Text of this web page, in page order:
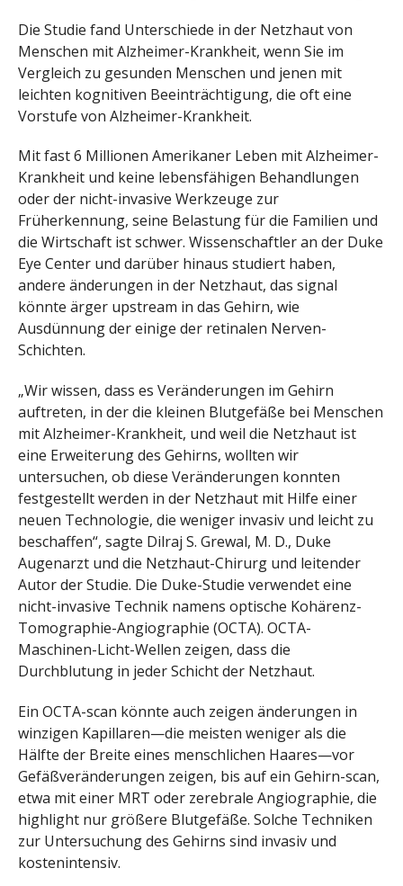
Die Studie fand Unterschiede in der Netzhaut von
Menschen mit Alzheimer-Krankheit, wenn Sie im
Vergleich zu gesunden Menschen und jenen mit
leichten kognitiven Beeinträchtigung, die oft eine
Vorstufe von Alzheimer-Krankheit.
Mit fast 6 Millionen Amerikaner Leben mit Alzheimer-
Krankheit und keine lebensfähigen Behandlungen
oder der nicht-invasive Werkzeuge zur
Früherkennung, seine Belastung für die Familien und
die Wirtschaft ist schwer. Wissenschaftler an der Duke
Eye Center und darüber hinaus studiert haben,
andere änderungen in der Netzhaut, das signal
könnte ärger upstream in das Gehirn, wie
Ausdünnung der einige der retinalen Nerven-
Schichten.
„Wir wissen, dass es Veränderungen im Gehirn
auftreten, in der die kleinen Blutgefäße bei Menschen
mit Alzheimer-Krankheit, und weil die Netzhaut ist
eine Erweiterung des Gehirns, wollten wir
untersuchen, ob diese Veränderungen konnten
festgestellt werden in der Netzhaut mit Hilfe einer
neuen Technologie, die weniger invasiv und leicht zu
beschaffen“, sagte Dilraj S. Grewal, M. D., Duke
Augenarzt und die Netzhaut-Chirurg und leitender
Autor der Studie. Die Duke-Studie verwendet eine
nicht-invasive Technik namens optische Kohärenz-
Tomographie-Angiographie (OCTA). OCTA-
Maschinen-Licht-Wellen zeigen, dass die
Durchblutung in jeder Schicht der Netzhaut.
Ein OCTA-scan könnte auch zeigen änderungen in
winzigen Kapillaren—die meisten weniger als die
Hälfte der Breite eines menschlichen Haares—vor
Gefäßveränderungen zeigen, bis auf ein Gehirn-scan,
etwa mit einer MRT oder zerebrale Angiographie, die
highlight nur größere Blutgefäße. Solche Techniken
zur Untersuchung des Gehirns sind invasiv und
kostenintensiv.